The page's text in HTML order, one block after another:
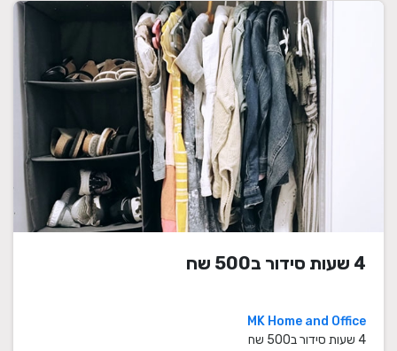
4 שעות סידור ב500 שח
MK Home and Office
4 שעות סידור ב500 שח